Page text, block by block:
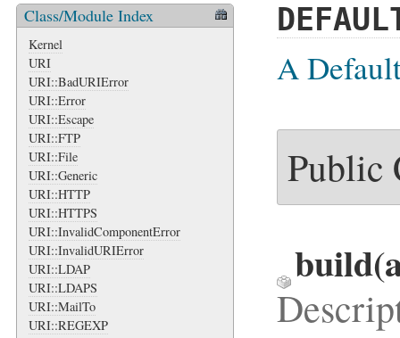
Class/Module Index
Kernel
URI
URI::BadURIError
URI::Error
URI::Escape
URI::FTP
URI::File
URI::Generic
URI::HTTP
URI::HTTPS
URI::InvalidComponentError
URI::InvalidURIError
URI::LDAP
URI::LDAPS
URI::MailTo
URI::REGEXP
A
Public
build